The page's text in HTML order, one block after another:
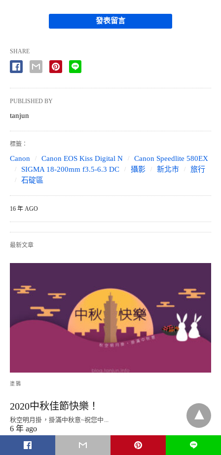
發表留言
SHARE
PUBLISHED BY
tanjun
標籤：
Canon Canon EOS Kiss Digital N
Canon Speedlite 580EX
SIGMA 18-200mm f3.5-6.3 DC
攝影 新北市
旅行
石碇區
16 年 AGO
最新文章
塗鴉
2020中秋佳節快樂！
秋空明月掛，掛滿中秋意~祝您中...
6 年 ago
L